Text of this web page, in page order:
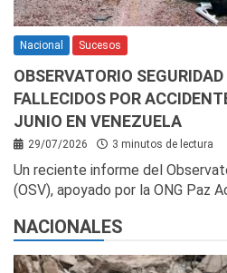
Nacional Sucesos
OBSERVATORIO
FALLECIDOS POR
JUNIO EN VENEZUELA
29/07/2026 3 minutos de lectura
Un reciente informe del
(OSV), apoyado por la ONG Paz
NACIONALES